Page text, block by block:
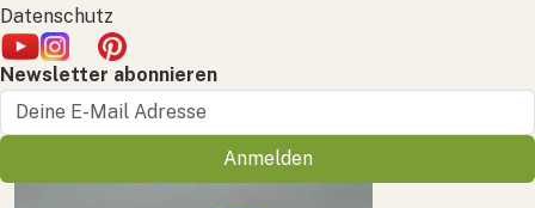
Datenschutz
Newsletter abonnieren
Anmelden